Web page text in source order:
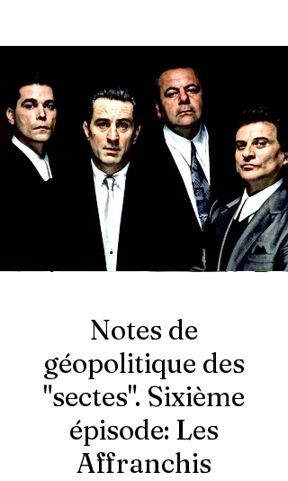
Notes de
géopolitique des
"sectes". Sixième
épisode: Les
Affranchis